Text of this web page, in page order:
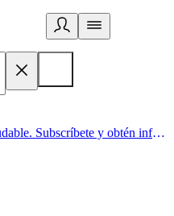
Acá comienza un estilo de vida saludable. Subscríbete y obtén información de primera mano